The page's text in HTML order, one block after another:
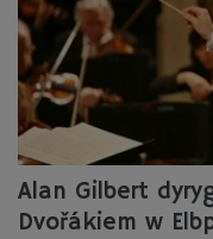
Alan Gilbert
Dvořákiem w